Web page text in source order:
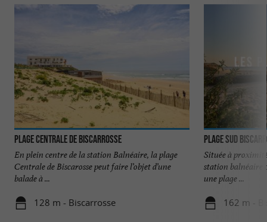
Plage Centrale de Biscarrosse
En plein centre de la station Balnéaire, la plage
Centrale de Biscarosse peut faire l’objet d’une
balade à ...
128 m - Biscarrosse
Plage Sud
Située à
station balnéaire
une plage ...
162 m -